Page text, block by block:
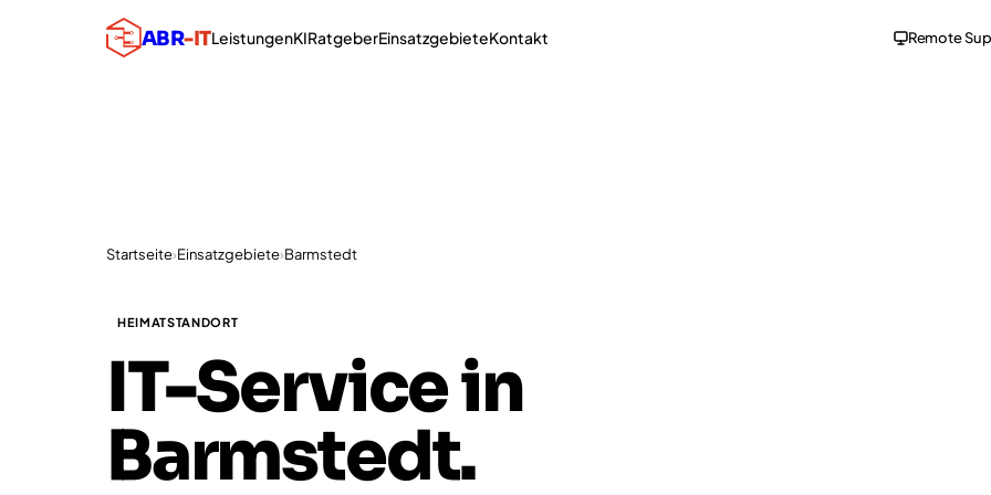
ABR-ITLeistungenKIRatgeberEinsatzgebieteKontakt Remote
Startseite›Einsatzgebiete›Barmstedt
HEIMATSTANDORT
IT-Service in
Barmstedt.